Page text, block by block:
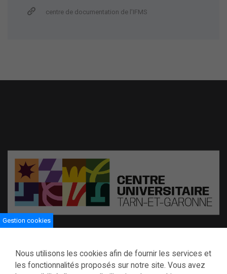
centre de documentation de l’IFMS
116 boulevard Montauriol BP 794
Gestion cookies
Nous utilisons les cookies afin de fournir les services et
les fonctionnalités proposés sur notre site. Vous avez